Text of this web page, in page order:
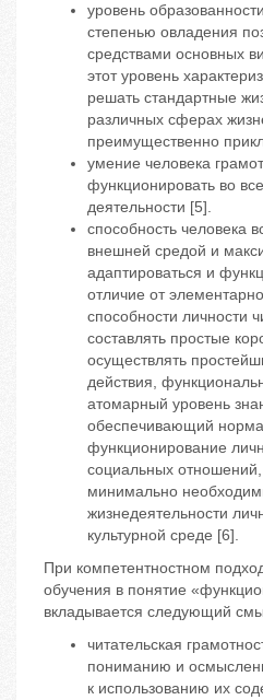
уровень
степенью овладения
средствами основных
этот уровень
решать стандартные
различных сферах
преимущественно
умение человека
функционировать во
деятельности [5].
способность человека
внешней средой и
адаптироваться и
отличие от
способности личности
составлять простые
осуществлять
действия,
атомарный уровень
обеспечивающий
функционирование
социальных отношений,
минимально
жизнедеятельности
культурной среде [6].
При компетентностном
обучения в понятие
вкладывается следующий
читательская
пониманию и
к использованию их